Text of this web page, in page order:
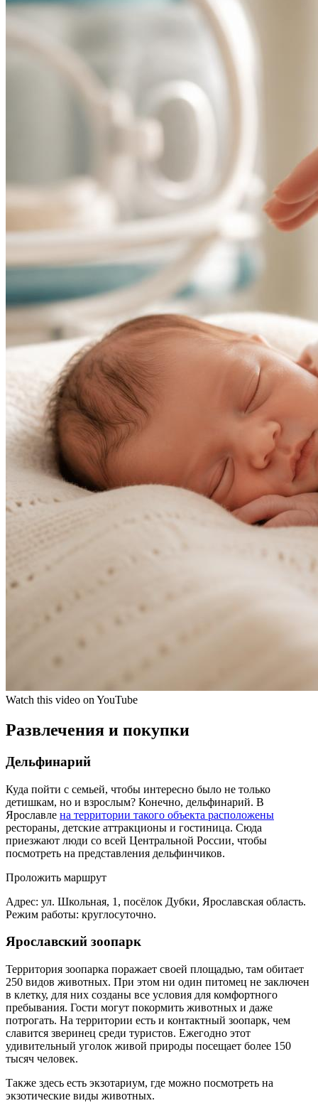
Watch this video on YouTube
Развлечения и покупки
Дельфинарий
Куда пойти с семьей, чтобы интересно было не только
детишкам, но и взрослым? Конечно, дельфинарий. В
Ярославле на территории такого объекта расположены
рестораны, детские аттракционы и гостиница. Сюда
приезжают люди со всей Центральной России, чтобы
посмотреть на представления дельфинчиков.
Проложить маршрут
Адрес: ул. Школьная, 1, посёлок Дубки, Ярославская область.
Режим работы: круглосуточно.
Ярославский зоопарк
Территория зоопарка поражает своей площадью, там обитает
250 видов животных. При этом ни один питомец не заключен
в клетку, для них созданы все условия для комфортного
пребывания. Гости могут покормить животных и даже
потрогать. На территории есть и контактный зоопарк, чем
славится зверинец среди туристов. Ежегодно этот
удивительный уголок живой природы посещает более 150
тысяч человек.
Также здесь есть экзотариум, где можно посмотреть на
экзотические виды животных.